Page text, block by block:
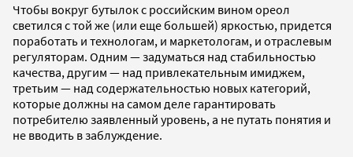
Чтобы вокруг бутылок с российским вином ореол
светился с той же (или еще большей) яркостью, придется
поработать и технологам, и маркетологам, и отраслевым
регуляторам. Одним — задуматься над стабильностью
качества, другим — над привлекательным имиджем,
третьим — над содержательностью новых категорий,
которые должны на самом деле гарантировать
потребителю заявленный уровень, а не путать понятия и
не вводить в заблуждение.